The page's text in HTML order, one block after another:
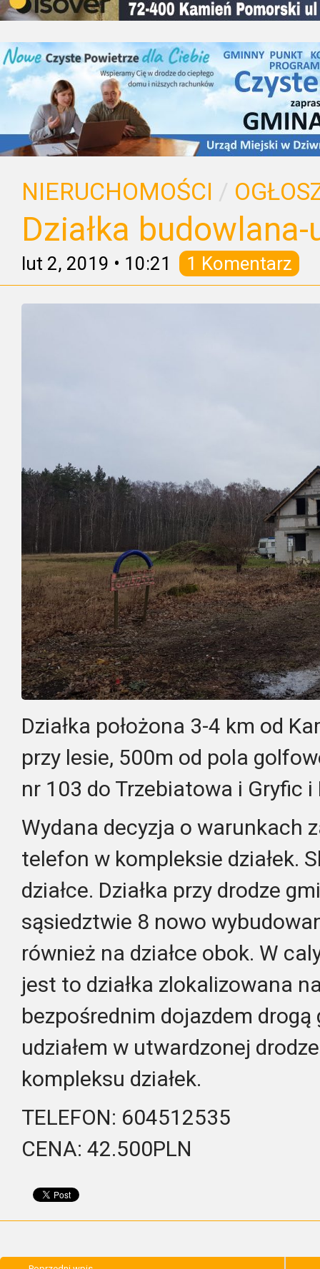
NIERUCHOMOŚCI /
Działka
lut 2, 2019 • 10:21 1 Komentarz
Działka położona 3-4 km od
przy lesie, 500m od pola
nr 103 do Trzebiatowa i Gryfic
Wydana decyzja o warunkach
telefon w kompleksie działek.
działce. Działka przy drodze
sąsiedztwie 8 nowo
również na działce obok. W
jest to działka zlokalizowana
bezpośrednim dojazdem drogą
udziałem w utwardzonej
kompleksu działek.
TELEFON: 604512535
CENA: 42.500PLN